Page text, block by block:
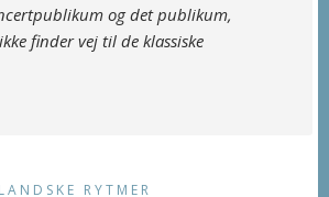
og det publikum,
finder vej til de klassiske
RYTMER